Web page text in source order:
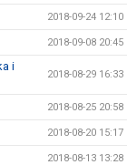
2018-09-24 12:10
2018-09-08 20:45
i
2018-08-29 16:33
2018-08-25 20:58
2018-08-20 15:17
2018-08-13 13:28